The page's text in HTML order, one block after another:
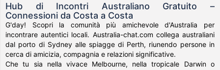
Hub di Incontri Australiano Gratuito –
Connessioni da Costa a Costa
G'day! Scopri la comunità più amichevole d'Australia per
incontrare autentici locali. Australia-chat.com collega australiani
dal porto di Sydney alle spiagge di Perth, riunendo persone in
cerca di amicizia, compagnia e relazioni significative.
Che tu sia nella vivace Melbourne, nella tropicale Darwin o